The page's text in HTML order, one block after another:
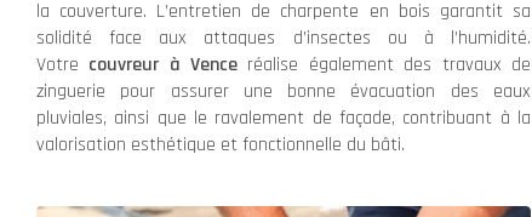
la couverture. L’entretien de charpente en bois garantit sa
solidité face aux attaques d’insectes ou à l’humidité.
Votre couvreur à Vence réalise également des travaux de
zinguerie pour assurer une bonne évacuation des eaux
pluviales, ainsi que le ravalement de façade, contribuant à la
valorisation esthétique et fonctionnelle du bâti.